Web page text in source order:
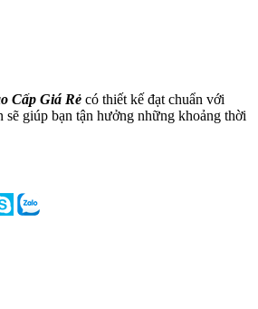
Cấp Giá Rẻ có thiết kế đạt chuẩn với
sẽ giúp bạn tận hưởng những khoảng thời